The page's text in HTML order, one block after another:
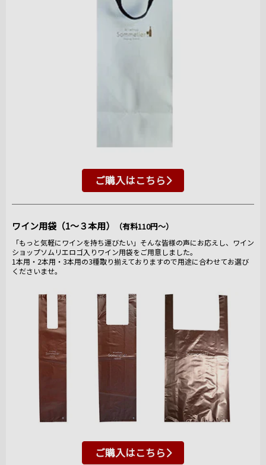
ご購入はこちら
ワイン用袋（1～３本用） （有料110円～）
「もっと気軽にワインを持ち運びたい」そんな皆様の声にお応えし、ワイン
ショップソムリエロゴ入りワイン用袋をご用意しました。
1本用・2本用・3本用の3種取り揃えておりますので用途に合わせてお選び
くださいませ。
ご購入はこちら